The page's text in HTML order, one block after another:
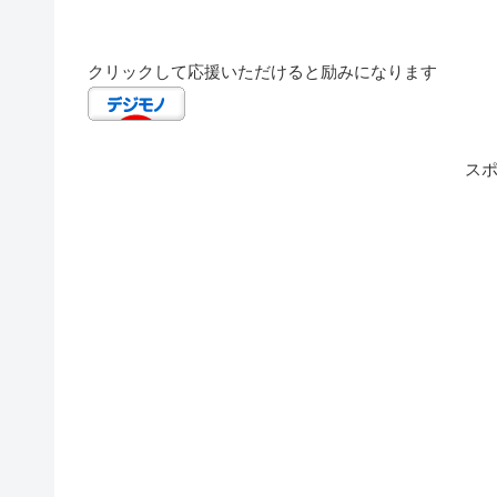
クリックして応援いただけると励みになります
ス